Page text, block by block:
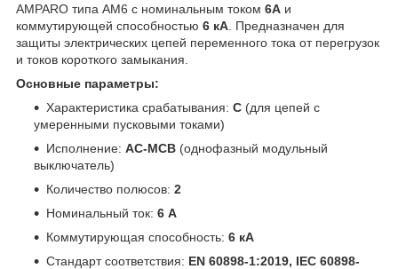
AMPARO типа AM6 с номинальным током 6А и
коммутирующей способностью 6 кА . Предназначен для
защиты электрических цепей переменного тока от перегрузок
и токов короткого замыкания.
Основные параметры:
Характеристика срабатывания: C (для цепей с
умеренными пусковыми токами)
Исполнение: AC-MCB (однофазный модульный
выключатель)
Количество полюсов: 2
Номинальный ток: 6 A
Коммутирующая способность: 6 кА
Стандарт соответствия: EN 60898-1:2019, IEC 60898-